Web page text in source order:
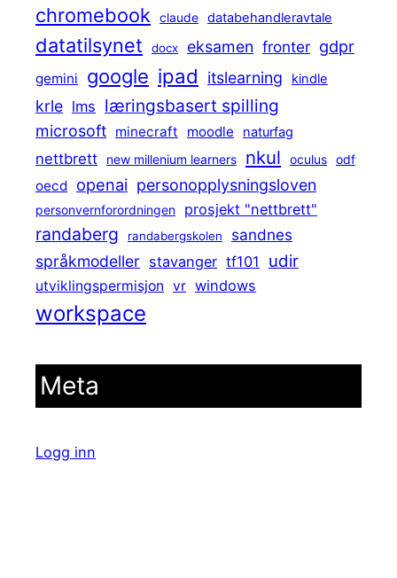
chromebook claude databehandleravtale
datatilsynet docx eksamen fronter gdpr
gemini google ipad itslearning kindle
krle lms læringsbasert spilling
microsoft minecraft moodle naturfag
nettbrett new millenium learners nkul oculus odf
oecd openai personopplysningsloven
personvernforordningen prosjekt "nettbrett"
randaberg randabergskolen
sandnes
språkmodeller stavanger tf101 udir
utviklingspermisjon vr windows
workspace
Meta
Logg inn